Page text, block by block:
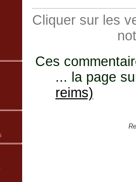
Cliquer sur les
Ces
... la page
reims)